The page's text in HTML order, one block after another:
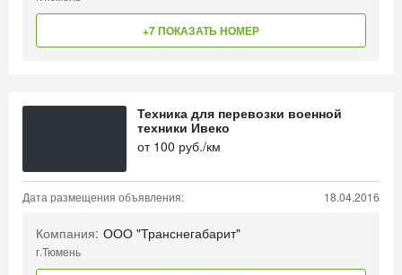
+7 ПОКАЗАТЬ НОМЕР
Техника для перевозки военной
техники Ивеко
от 100 руб./км
Дата размещения объявления: 18.04.2016
Компания: ООО "Транснегабарит"
г.Тюмень